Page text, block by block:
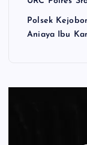
Polsek
Aniaya Ibu